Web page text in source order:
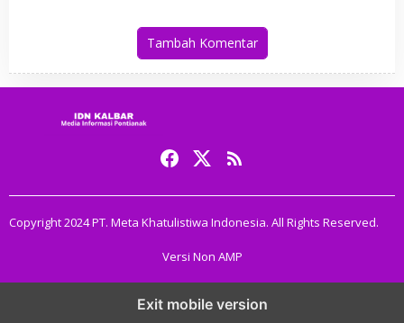
Tambah Komentar
Copyright 2024 PT. Meta Khatulistiwa Indonesia. All Rights Reserved.
Versi Non AMP
Exit mobile version